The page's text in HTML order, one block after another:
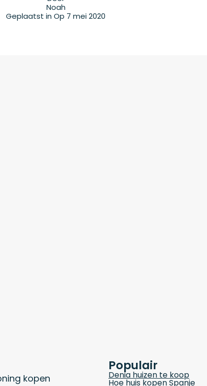
Noah
Geplaatst in Op 7 mei 2020
kopen
Populair
Denia huizen te koop
Hoe huis kopen Spanje